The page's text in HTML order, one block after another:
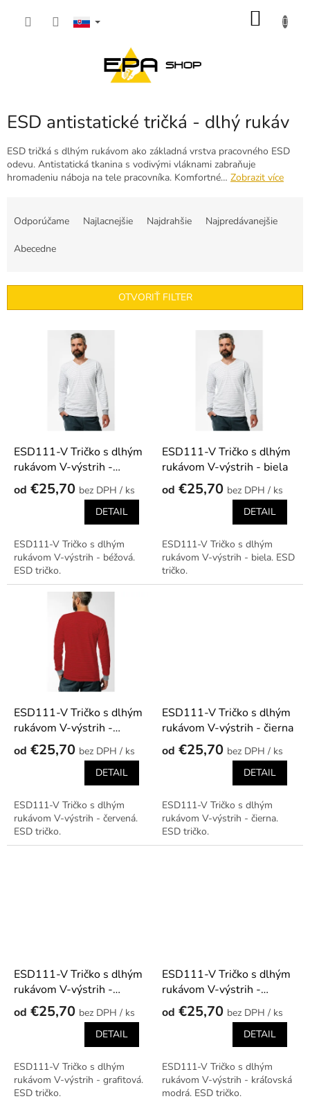
ESD antistatické tričká - dlhý rukáv
ESD tričká s dlhým rukávom ako základná vrstva pracovného ESD
odevu. Antistatická tkanina s vodivými vláknami zabraňuje
hromadeniu náboja na tele pracovníka. Komfortné… Zobrazit více
p
Odporúčame Najlacnejšie Najdrahšie Najpredávanejšie
Abecedne
OTVORIŤ FILTER
ESD111-V Tričko s dlhým
rukávom V-výstrih -
béžová
od €25,70
/ ks
DETAIL
ESD111-V Tričko s dlhým
rukávom V-výstrih - béžová.
ESD tričko.
ESD111-V Tričko s dlhým
rukávom V-výstrih - biela
od €25,70
/ ks
DETAIL
ESD111-V Tričko s dlhým
rukávom V-výstrih - biela. ESD
tričko.
ESD111-V Tričko s dlhým
rukávom V-výstrih -
červená
od €25,70
/ ks
DETAIL
ESD111-V Tričko s dlhým
rukávom V-výstrih - červená.
ESD tričko.
ESD111-V Tričko s dlhým
rukávom V-výstrih - čierna
od €25,70
/ ks
DETAIL
ESD111-V Tričko s dlhým
rukávom V-výstrih - čierna.
ESD tričko.
ESD111-V Tričko s dlhým
rukávom V-výstrih -
grafitová
od €25,70
/ ks
DETAIL
ESD111-V Tričko s dlhým
rukávom V-výstrih - grafitová.
ESD tričko.
ESD111-V Tričko s dlhým
rukávom V-výstrih -
kráľovská modrá
od €25,70
/ ks
DETAIL
ESD111-V Tričko s dlhým
rukávom V-výstrih - kráľovská
modrá. ESD tričko.